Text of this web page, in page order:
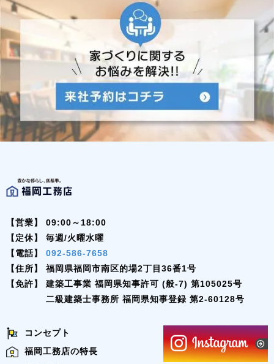
【営業】
09:00～18:00
【定休】
毎週/火曜水曜
【電話】
092-586-7658
【住所】
福岡県福岡市南区的場2丁目36番1号
【免許】
建築工事業 福岡県知事許可 (般-7) 第105025号
二級建築士事務所 福岡県知事登録 第2-60128号
コンセプト
福岡工務店の特長